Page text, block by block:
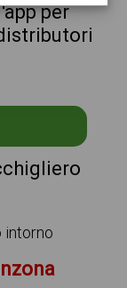
per
intorno